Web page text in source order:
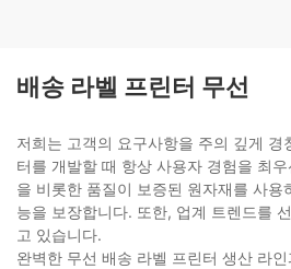
배송 라벨 프린터 무선
저희는 고객의 요구사항을 주의 깊게 경
터를 개발할 때 항상 사용자 경험을 최
을 비롯한 품질이 보증된 원자재를 사용
능을 보장합니다. 또한, 업계 트렌드를
고 있습니다.
완벽한 무선 배송 라벨 프린터 생산 라